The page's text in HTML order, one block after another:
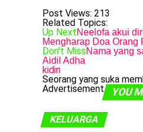
Post Views: 213
Related Topics:
Up NextNeelofa akui
Mengharap Doa Orang
Don't MissNama yang
Aidil Adha
kidin
Seorang yang suka
Advertisement
YOU
KELUARGA